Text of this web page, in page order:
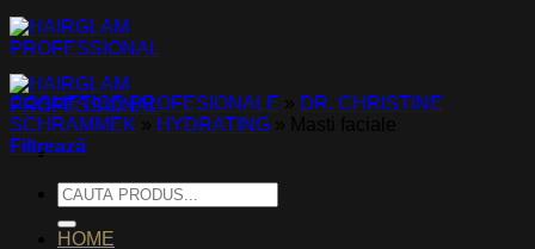
Skip
to
content
Caută
după:
HOME
COSMETICE PROFESIONALE
DR. CHRISTINE
SCHRAMMEK
HYDRATING
Filtrează